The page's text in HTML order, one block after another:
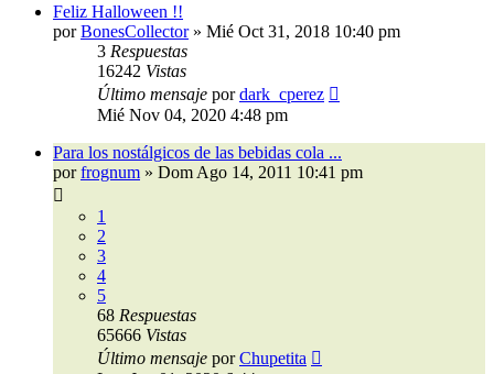
Feliz Halloween !!
porBonesCollector» Mié Oct 31, 2018 10:40 pm
3 Respuestas
16242 Vistas
Último mensaje pordark_cperez
Mié Nov 04, 2020 4:48 pm
Para los nostálgicos de las bebidas cola ...
porfrognum » Dom Ago 14, 2011 10:41 pm
1
2
3
4
5
68 Respuestas
65666 Vistas
Último mensaje porChupetita